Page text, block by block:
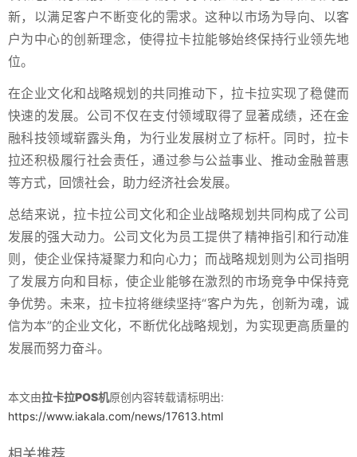
新，以满足客户不断变化的需求。这种以市场为导向、以客
户为中心的创新理念，使得拉卡拉能够始终保持行业领先地
位。
在企业文化和战略规划的共同推动下，拉卡拉实现了稳健而
快速的发展。公司不仅在支付领域取得了显著成绩，还在金
融科技领域崭露头角，为行业发展树立了标杆。同时，拉卡
拉还积极履行社会责任，通过参与公益事业、推动金融普惠
等方式，回馈社会，助力经济社会发展。
总结来说，拉卡拉公司文化和企业战略规划共同构成了公司
发展的强大动力。公司文化为员工提供了精神指引和行动准
则，使企业保持凝聚力和向心力；而战略规划则为公司指明
了发展方向和目标，使企业能够在激烈的市场竞争中保持竞
争优势。未来，拉卡拉将继续坚持“客户为先，创新为魂，诚
信为本”的企业文化，不断优化战略规划，为实现更高质量的
发展而努力奋斗。
本文由拉卡拉POS机原创内容转载请标明出:
https://www.iakala.com/news/17613.html